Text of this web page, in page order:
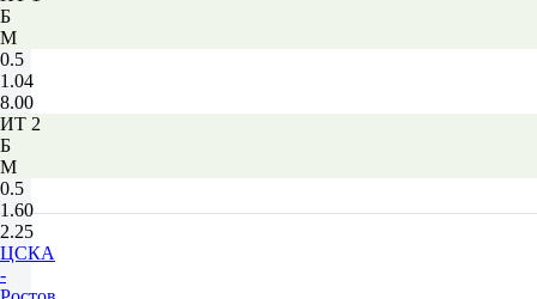
Б
М
0.5
1.04
8.00
ИТ 2
Б
М
0.5
1.60
2.25
ЦСКА
-